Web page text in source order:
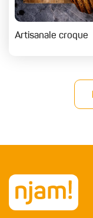
Artisanale croque